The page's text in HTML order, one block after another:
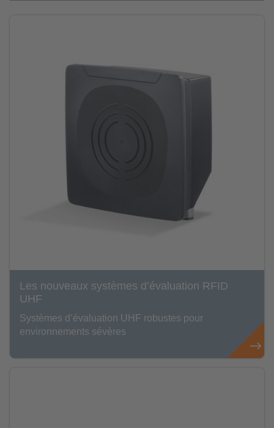
Les nouveaux systèmes d’évaluation RFID
UHF
Systèmes d’évaluation UHF robustes pour
environnements sévères